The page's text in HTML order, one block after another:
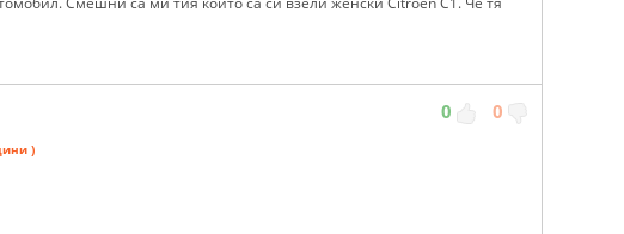
0 0
)